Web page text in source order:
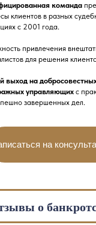
на
команда
клиентов в разных
с 2001 года.
привлечения
для решения
выход на
управляющихс
завершенных дел.
о